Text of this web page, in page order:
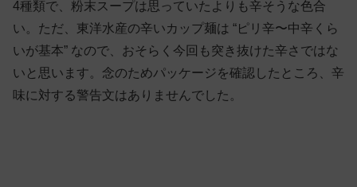
4種類で、粉末スープは思っていたよりも辛そうな色合
い。ただ、東洋水産の辛いカップ麺は “ピリ辛〜中辛くら
いが基本” なので、おそらく今回も突き抜けた辛さではな
いと思います。念のためパッケージを確認したところ、辛
味に対する警告文はありませんでした。